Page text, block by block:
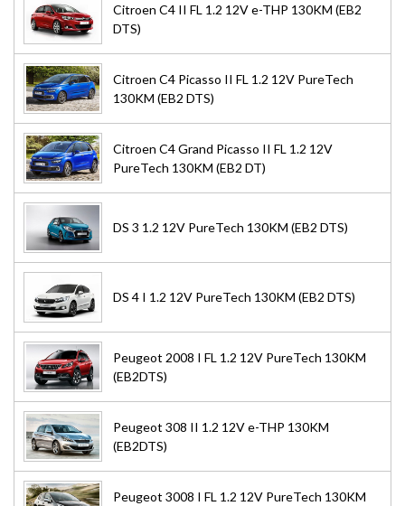
Citroen C4 II FL 1.2 12V e-THP 130KM (EB2
DTS)
Citroen C4 Picasso II FL 1.2 12V PureTech
130KM (EB2 DTS)
Citroen C4 Grand Picasso II FL 1.2 12V
PureTech 130KM (EB2 DT)
DS 3 1.2 12V PureTech 130KM (EB2 DTS)
DS 4 I 1.2 12V PureTech 130KM (EB2 DTS)
Peugeot 2008 I FL 1.2 12V PureTech 130KM
(EB2DTS)
Peugeot 308 II 1.2 12V e-THP 130KM
(EB2DTS)
Peugeot 3008 I FL 1.2 12V PureTech 130KM